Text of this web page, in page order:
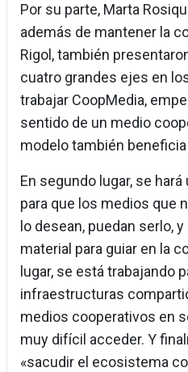
Por su parte, Marta
además de mantener la
Rigol, también
cuatro grandes ejes en
trabajar CoopMedia,
sentido de un medio
modelo también
En segundo lugar, se
para que los medios que
lo desean, puedan serlo,
material para guiar en la
lugar, se está trabajando
infraestructuras
medios cooperativos en
muy difícil acceder. Y
«sacudir el ecosistema